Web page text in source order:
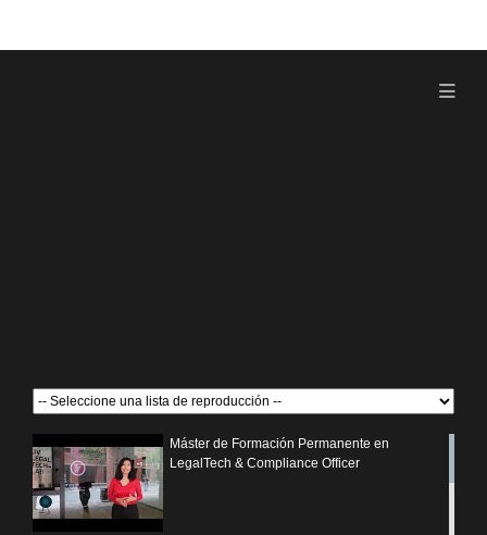
Máster de Formación Permanente en
LegalTech & Compliance Officer